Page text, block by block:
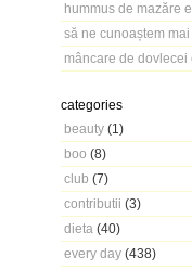
hummus de mazăre
să ne cunoaștem
mâncare de dovlecei
categories
beauty (1)
boo (8)
club (7)
contributii (3)
dieta (40)
every day (438)